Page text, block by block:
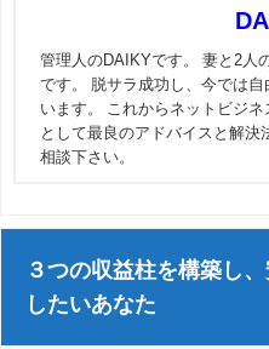
管理人のDAIKYです。 妻と2人
です。 脱サラ成功し、今では
います。 これからネットビジ
として最良のアドバイスと解
相談下さい。
３つの収益柱を構築し
したいあなた